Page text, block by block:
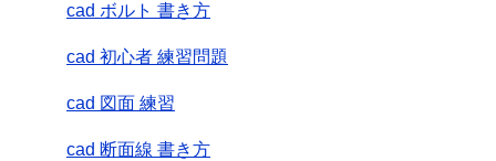
cad ボルト 書き方
cad 初心者 練習問題
cad 図面 練習
cad 断面線 書き方